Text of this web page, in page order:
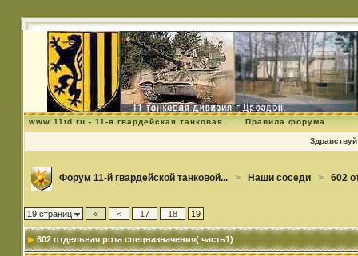
www.11td.ru - 11-я гвардейская танковая... Правила форума
Форум 11-й гвардейской танковой... > Наши соседи > 602
19 страниц « < 17 18 19
602 отдельная рота спецназначения( часть1)